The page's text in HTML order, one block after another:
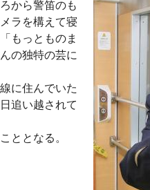
から警笛のも
ラを構えて寝
もっとものま
の独特の芸に
に住んでいた
追い越されて
ととなる。